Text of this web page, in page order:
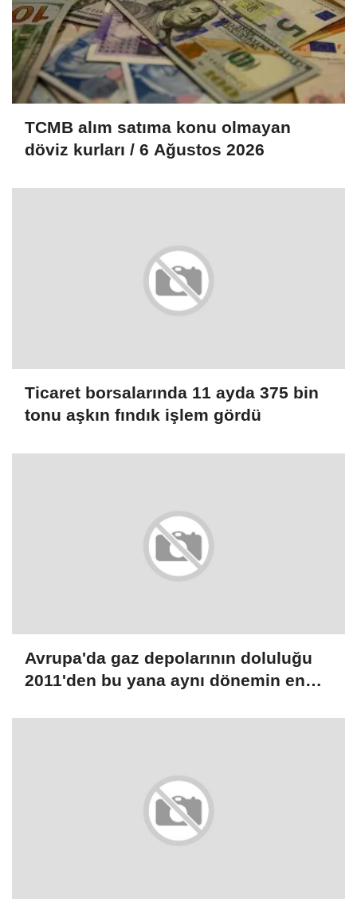
TCMB alım satıma konu olmayan
döviz kurları / 6 Ağustos 2026
Ticaret borsalarında 11 ayda 375 bin
tonu aşkın fındık işlem gördü
Avrupa'da gaz depolarının doluluğu
2011'den bu yana aynı dönemin en